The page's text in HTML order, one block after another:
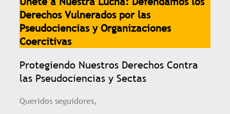
Derechos Vulnerados por las
Pseudociencias y Organizaciones
Coercitivas
Protegiendo Nuestros Derechos Contra
las Pseudociencias y Sectas
Queridos seguidores,